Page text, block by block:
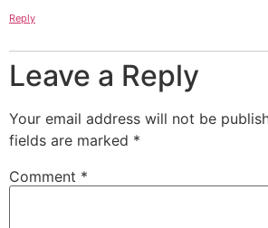
Reply
Leave a Reply
Your email address will not be
fields are marked *
Comment *